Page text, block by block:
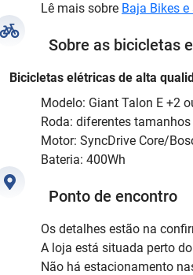
Lê mais sobre Baja Bikes
Sobre as bicicletas
Bicicletas elétricas de alta
Modelo: Giant Talon E +2
Roda: diferentes tamanhos
Motor: SyncDrive Core/
Bateria: 400Wh
Ponto de encontro
Os detalhes estão na
A loja está situada perto
Não há estacionamento